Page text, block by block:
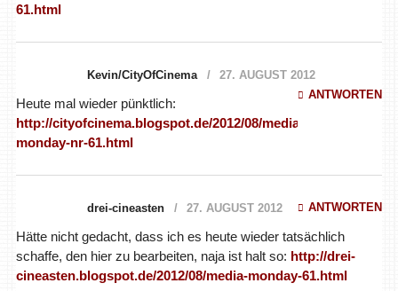
61.html
Kevin/CityOfCinema
27. AUGUST 2012
ANTWORTEN
Heute mal wieder pünktlich:
http://cityofcinema.blogspot.de/2012/08/media-
monday-nr-61.html
drei-cineasten 27. AUGUST 2012 ANTWORTEN
Hätte nicht gedacht, dass ich es heute wieder tatsächlich
schaffe, den hier zu bearbeiten, naja ist halt so: http://drei-
cineasten.blogspot.de/2012/08/media-monday-61.html